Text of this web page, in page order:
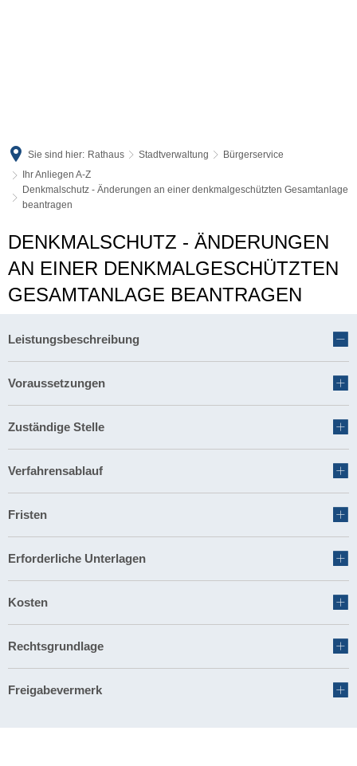
Sie sind hier: Rathaus Stadtverwaltung
Bürgerservice
Ihr Anliegen A-Z
Denkmalschutz - Änderungen an einer denkmalgeschützten Gesamtanlage
beantragen
DENKMALSCHUTZ - ÄNDERUNGEN
AN EINER DENKMALGESCHÜTZTEN
GESAMTANLAGE BEANTRAGEN
Leistungsbeschreibung
Voraussetzungen
Zuständige Stelle
Verfahrensablauf
Fristen
Erforderliche Unterlagen
Kosten
Rechtsgrundlage
Freigabevermerk